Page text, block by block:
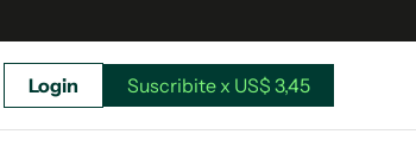
Login Suscribite x US$ 3,45